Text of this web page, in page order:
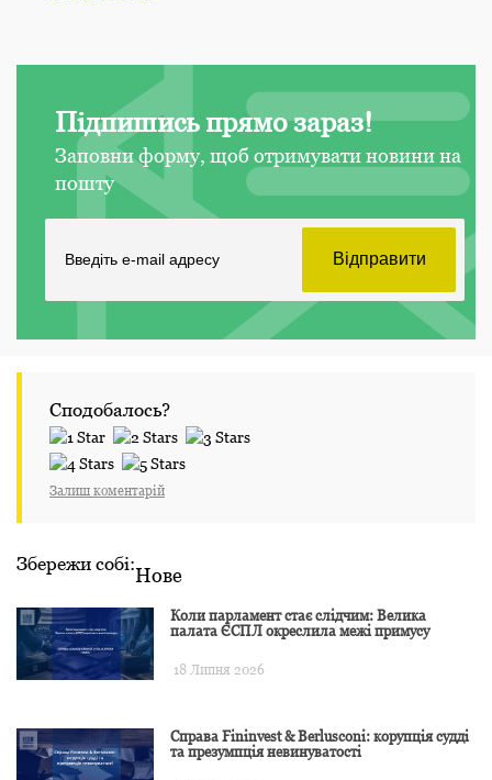
Підпишись прямо зараз!
Заповни форму, щоб отримувати новини на
пошту
Сподобалось?
Залиш коментарій
Збережи собі:Нове
Коли парламент стає слідчим: Велика
палата ЄСПЛ окреслила межі примусу
18 Липня 2026
Справа Fininvest & Berlusconi: корупція судді
та презумпція невинуватості